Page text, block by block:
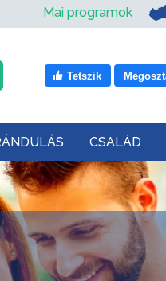
Mai programok
Tetszik
CSALÁD